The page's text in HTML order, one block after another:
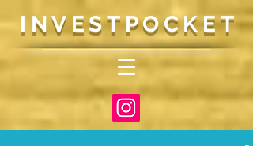
INVESTPOCKET